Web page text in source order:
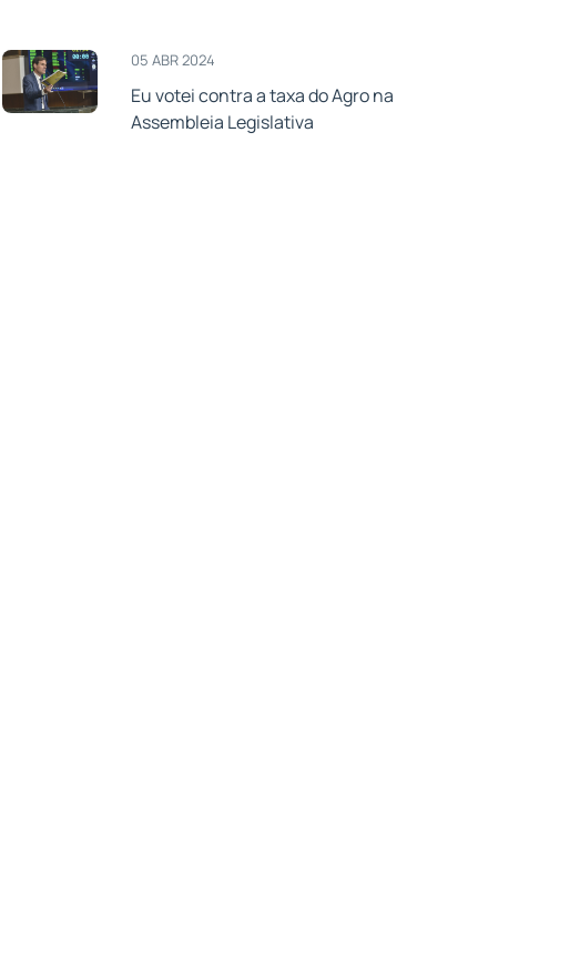
05 ABR 2024
Eu votei contra a taxa do Agro na
Assembleia Legislativa